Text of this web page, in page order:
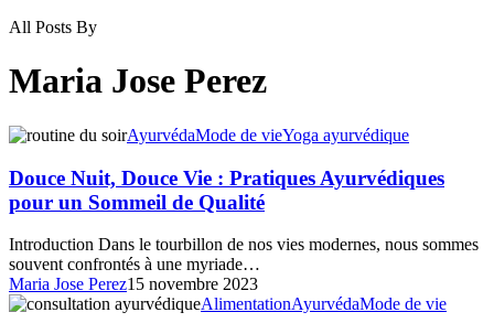
All Posts By
Maria Jose Perez
Douce
Douce
Vie
:
Ayurvédiques
pour
un
Sommeil
AyurvédaMode de vieYoga ayurvédique
Douce Nuit, Douce Vie : Pratiques Ayurvédiques
pour un Sommeil de Qualité
Introduction Dans le tourbillon de nos vies modernes, nous sommes
souvent confrontés à une myriade…
Maria Jose Perez15 novembre 2023
Vivre
AlimentationAyurvédaMode de vie